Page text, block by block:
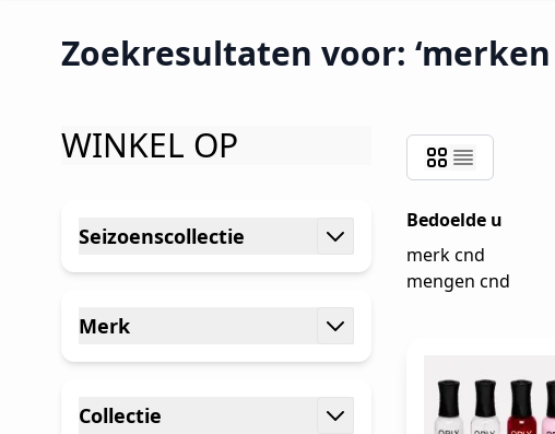
Zoekresultaten voor: ‘merken
Bedoelde u
merk cnd
mengen cnd
WINKEL OP
Seizoenscollectie
filter
Merk
filter
Collectie